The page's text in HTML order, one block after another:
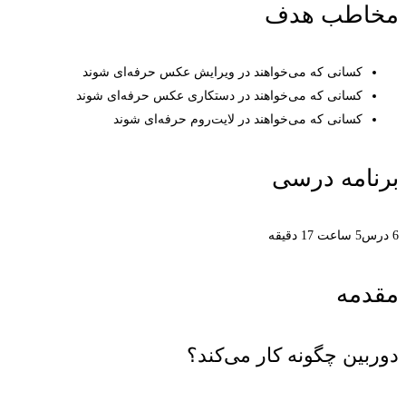
مخاطب هدف
کسانی که می‌خواهند در ویرایش عکس حرفه‌ای شوند
کسانی که می‌خواهند در دستکاری عکس حرفه‌ای شوند
کسانی که می‌خواهند در لایت‌روم حرفه‌ای شوند
برنامه درسی
6 درس 5 ساعت 17 دقیقه
مقدمه
دوربین چگونه کار می‌کند؟